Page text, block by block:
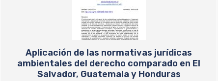
Aplicación de las normativas jurídicas
ambientales del derecho comparado en El
Salvador, Guatemala y Honduras